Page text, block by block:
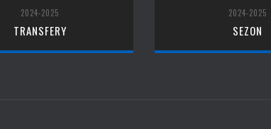
2024-2025
TRANSFERY
2024-2025
SEZON